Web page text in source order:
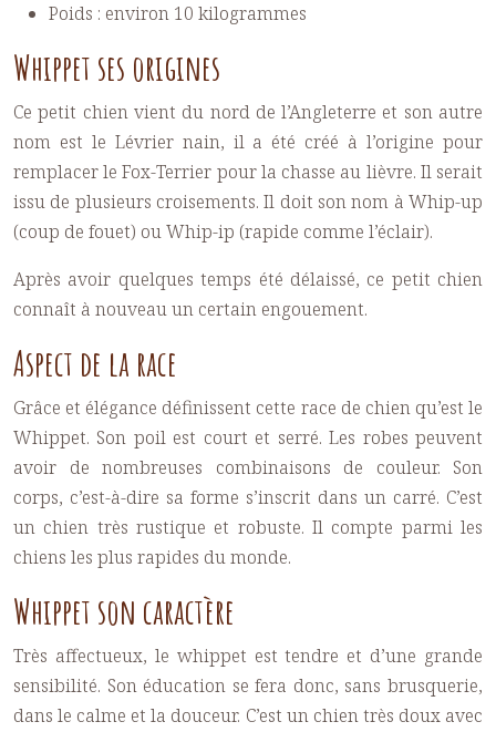
Poids : environ 10 kilogrammes
Whippet ses origines
Ce petit chien vient du nord de l’Angleterre et son autre
nom est le Lévrier nain, il a été créé à l’origine pour
remplacer le Fox-Terrier pour la chasse au lièvre. Il serait
issu de plusieurs croisements. Il doit son nom à Whip-up
(coup de fouet) ou Whip-ip (rapide comme l’éclair).
Après avoir quelques temps été délaissé, ce petit chien
connaît à nouveau un certain engouement.
Aspect de la race
Grâce et élégance définissent cette race de chien qu’est le
Whippet. Son poil est court et serré. Les robes peuvent
avoir de nombreuses combinaisons de couleur. Son
corps, c’est-à-dire sa forme s’inscrit dans un carré. C’est
un chien très rustique et robuste. Il compte parmi les
chiens les plus rapides du monde.
Whippet son caractère
Très affectueux, le whippet est tendre et d’une grande
sensibilité. Son éducation se fera donc, sans brusquerie,
dans le calme et la douceur. C’est un chien très doux avec